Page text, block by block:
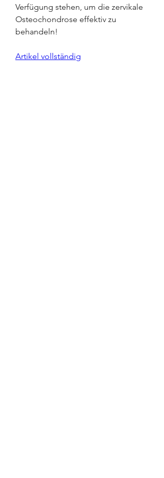
Verfügung stehen, um die zervikale
Osteochondrose effektiv zu
behandeln!
Artikel vollständig